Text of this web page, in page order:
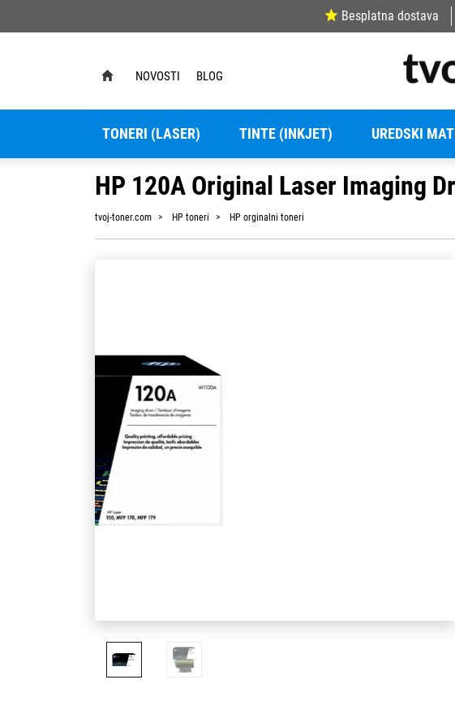
Besplatna dostava
NOVOSTI BLOG
TONERI (LASER) TINTE (INKJET) UREDSKI
HP 120A Original Laser Imaging
tvoj-toner.com HP toneri HP orginalni toneri